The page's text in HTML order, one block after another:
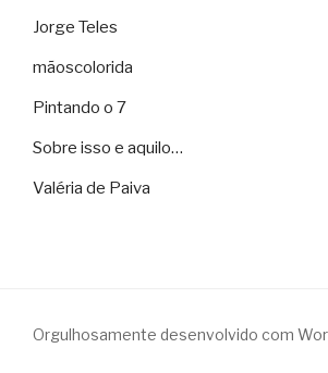
Jorge Teles
mãoscolorida
Pintando o 7
Sobre isso e aquilo…
Valéria de Paiva
Orgulhosamente desenvolvido com